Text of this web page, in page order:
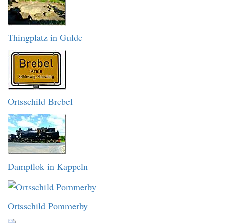
Thingplatz in Gulde
Ortsschild Brebel
Dampflok in Kappeln
Ortsschild Pommerby